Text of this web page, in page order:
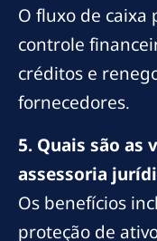
O fluxo de caixa
controle
créditos e
fornecedores.
5. Quais são as
assessoria
Os benefícios
proteção de